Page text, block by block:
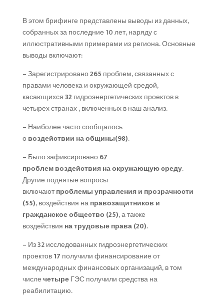
В этом брифинге представлены выводы из данных,
собранных за последние 10 лет, наряду с
иллюстративными примерами из региона. Основные
выводы включают:
–Зарегистрировано265 проблем, связанных с
правами человека и окружающей средой,
касающихся32 гидроэнергетических проектов в
четырех странах , включенных в наш анализ.
– Наиболее часто сообщалось
овоздействии наобщины(98).
– Было зафиксировано67
проблемвоздействиянаокружающуюсреду.
Другие поднятые вопросы
включаютпроблемыуправления и прозрачности
(55), воздействия направозащитников и
гражданскоеобщество (25), а также
воздействия натрудовыеправа (20).
– Из 32 исследованных гидроэнергетических
проектов17 получили финансирование от
международных финансовых организаций, в том
числечетыреГЭС получили средства на
реабилитацию.